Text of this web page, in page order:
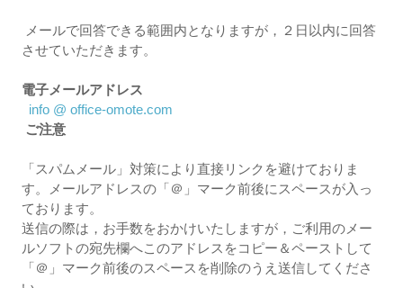
メールで回答できる範囲内となりますが，２日以内に回答
させていただきます。
電子メールアドレス
info @ office-omote.com
ご注意
「スパムメール」対策により直接リンクを避けておりま
す。メールアドレスの「＠」マーク前後にスペースが入っ
ております。
送信の際は，お手数をおかけいたしますが，ご利用のメー
ルソフトの宛先欄へこのアドレスをコピー＆ペーストして
「＠」マーク前後のスペースを削除のうえ送信してくださ